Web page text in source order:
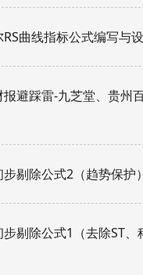
RS曲线指标公式编写与
避踩雷-九芝堂、贵州
剔除公式2（趋势保护）
剔除公式1（去除ST、